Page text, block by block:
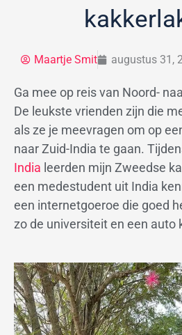
Maartje Smit augustus 31,
Ga mee op reis van Noord-
De leukste vrienden zijn die
als ze je meevragen om op
naar Zuid-India te gaan.
India leerden mijn Zweedse
een medestudent uit India
een internetgoeroe die goed
zo de universiteit en een auto